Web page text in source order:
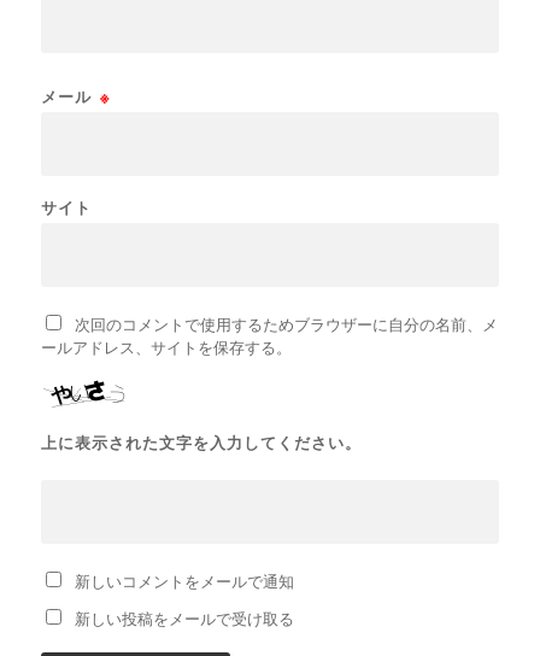
メール ※
サイト
次回のコメントで使用するためブラウザーに自分の名前、メ
ールアドレス、サイトを保存する。
上に表示された文字を入力してください。
新しいコメントをメールで通知
新しい投稿をメールで受け取る